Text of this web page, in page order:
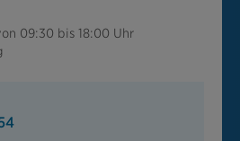
09:30 bis 18:00 Uhr